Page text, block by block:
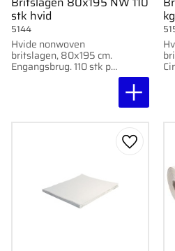
stk hvid
Hvide nonwoven
britslagen, 80x195 cm.
Engangsbrug. 110 stk pr.
5144
Gem